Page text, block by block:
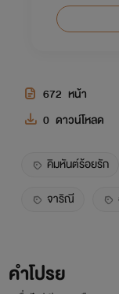
672 หน้า
0 ดาวน์โหลด
คิมหันต์ร้อยรัก
จาริณี
คำโปรย